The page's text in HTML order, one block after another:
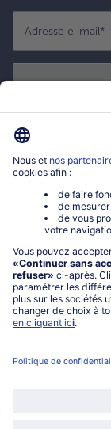
Adresse e-mail*
Mon compte
0801 902 406
Lu-Ve : 9h - 20h